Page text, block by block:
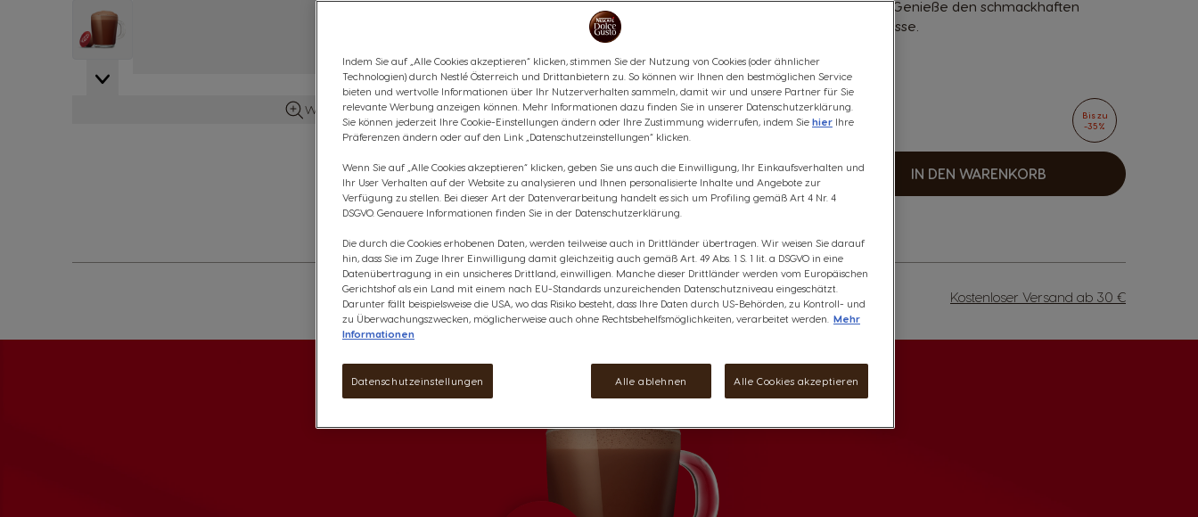
View larger image
Weitere Details anzeigen
Schokolade mit einer leckeren Karamellnote. Genieße den schmackhaften
KitKat®-Flavour zu Hause in einer cremigen Tasse.
Inhaltsstoffe
Inhaltsstoffe
€ 7,85
Rabatt wird in Warenkorb angewendet 200 Punkte
Bis zu
-35%
Verringern
Menge Erhöhen
IN DEN WARENKORB
Kostenloser Versand ab 30 €
Wunschliste
Wunschzettel
Indem Sie auf „Alle Cookies akzeptieren“ klicken, stimmen Sie der Nutzung von Cookies (oder ähnlicher
Technologien) durch Nestlé Österreich und Drittanbietern zu. So können wir Ihnen den bestmöglichen Service
bieten und wertvolle Informationen über Ihr Nutzerverhalten sammeln, damit wir und unsere Partner für Sie
relevante Werbung anzeigen können. Mehr Informationen dazu finden Sie in unserer Datenschutzerklärung.
Sie können jederzeit Ihre Cookie-Einstellungen ändern oder Ihre Zustimmung widerrufen, indem Sie hier Ihre
Präferenzen ändern oder auf den Link „Datenschutzeinstellungen“ klicken.
Wenn Sie auf „Alle Cookies akzeptieren“ klicken, geben Sie uns auch die Einwilligung, Ihr Einkaufsverhalten und
Ihr User Verhalten auf der Website zu analysieren und Ihnen personalisierte Inhalte und Angebote zur
Verfügung zu stellen. Bei dieser Art der Datenverarbeitung handelt es sich um Profiling gemäß Art 4 Nr. 4
DSGVO. Genauere Informationen finden Sie in der Datenschutzerklärung.
Die durch die Cookies erhobenen Daten, werden teilweise auch in Drittländer übertragen. Wir weisen Sie darauf
hin, dass Sie im Zuge Ihrer Einwilligung damit gleichzeitig auch gemäß Art. 49 Abs. 1 S. 1 lit. a DSGVO in eine
Datenübertragung in ein unsicheres Drittland, einwilligen. Manche dieser Drittländer werden vom Europäischen
Gerichtshof als ein Land mit einem nach EU-Standards unzureichenden Datenschutzniveau eingeschätzt.
Darunter fällt beispielsweise die USA, wo das Risiko besteht, dass Ihre Daten durch US-Behörden, zu Kontroll- und
zu Überwachungszwecken, möglicherweise auch ohne Rechtsbehelfsmöglichkeiten, verarbeitet werden.
Mehr
Informationen
Alle ablehnen Alle Cookies akzeptieren
Datenschutzeinstellungen